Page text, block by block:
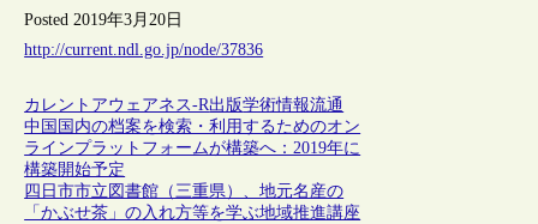
Posted 2019年3月20日
http://current.ndl.go.jp/node/37836
カレントアウェアネス-R出版学術情報流通
中国国内の档案を検索・利用するためのオン
ラインプラットフォームが構築へ：2019年に
構築開始予定
四日市市立図書館（三重県）、地元名産の
「かぶせ茶」の入れ方等を学ぶ地域推進講座